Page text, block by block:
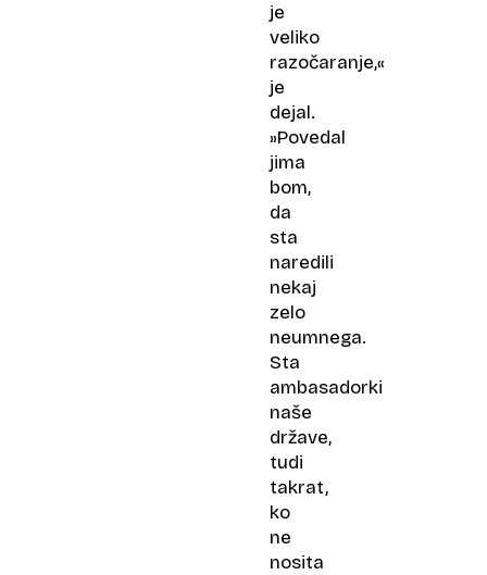
je
veliko
razočaranje,«
je
dejal.
»Povedal
jima
bom,
da
sta
naredili
nekaj
zelo
neumnega.
Sta
ambasadorki
naše
države,
tudi
takrat,
ko
ne
nosita